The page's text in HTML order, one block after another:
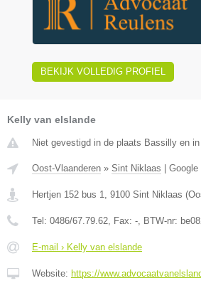
BEKIJK VOLLEDIG PROFIEL
Kelly van elslande
Niet gevestigd in de plaats Bassilly en
Oost-Vlaanderen » Sint Niklaas Google
Hertjen 152 bus 1, 9100 Sint Niklaas (
Tel: 0486/67.79.62, Fax: -, BTW-nr:
E-mail › Kelly van elslande
Website: https://